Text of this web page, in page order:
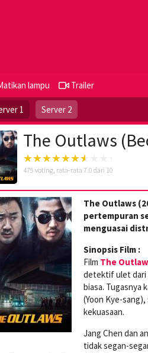
lampu Trailer
1 Server 2
The Outlaws
475 voting, rata-rata 7.0 dari 10
The Outlaws
pertempuran
menguasai
Sinopsis Film :
Film The
detektif ulet dari
biasa. Tugasnya
(Yoon Kye-
kekuasaan.
Jang Chen dan
tidak segan-